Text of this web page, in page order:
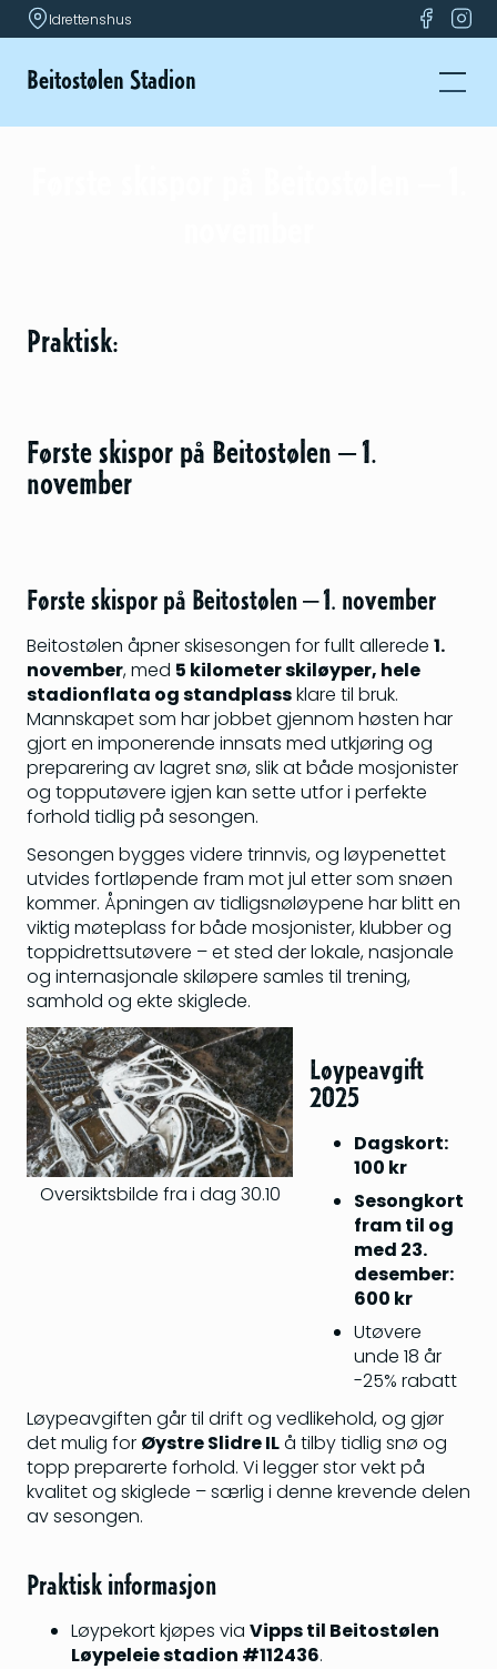
Idrettenshus
Beitostølen Stadion
Praktisk:
Første skispor på Beitostølen – 1.
november
Første skispor på Beitostølen – 1. november
Beitostølen åpner skisesongen for fullt allerede 1.
november, med 5 kilometer skiløyper, hele
stadionflata og standplassklare til bruk.
Mannskapet som har jobbet gjennom høsten har
gjort en imponerende innsats med utkjøring og
preparering av lagret snø, slik at både mosjonister
og topputøvere igjen kan sette utfor i perfekte
forhold tidlig på sesongen.
Sesongen bygges videre trinnvis, og løypenettet
utvides fortløpende fram mot jul etter som snøen
kommer. Åpningen av tidligsnøløypene har blitt en
viktig møteplass for både mosjonister, klubber og
toppidrettsutøvere – et sted der lokale, nasjonale
og internasjonale skiløpere samles til trening,
samhold og ekte skiglede.
Oversiktsbilde fra i dag 30.10
Løypeavgift
2025
Dagskort:
100 kr
Sesongkort
fram til og
med 23.
desember:
600 kr
Utøvere
unde 18 år
-25% rabatt
Løypeavgiften går til drift og vedlikehold, og gjør
det mulig for Øystre Slidre ILå tilby tidlig snø og
topp preparerte forhold. Vi legger stor vekt på
kvalitet og skiglede – særlig i denne krevende delen
av sesongen.
Praktisk informasjon
Løypekort kjøpes via Vipps til Beitostølen
Løypeleie stadion #112436.